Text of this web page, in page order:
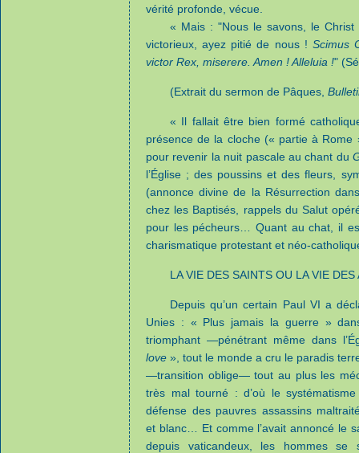
vérité profonde, vécue.
« Mais : "Nous le savons, le
victorieux, ayez pitié de nous ! Scimus
victor Rex, miserere. Amen ! Alleluia !"
(Extrait du sermon de Pâques,
« Il fallait être bien formé
présence de la cloche (« partie à
pour revenir la nuit pascale au chant du
l’Église ; des poussins et des fleurs,
(annonce divine de la Résurrection
chez les Baptisés, rappels du Salut
pour les pécheurs… Quant au chat, il
charismatique protestant et néo-
LA VIE DES SAINTS OU LA VIE DES
Depuis qu’un certain Paul VI a
Unies : « Plus jamais la guerre »
triomphant —pénétrant même dans
love », tout le monde a cru le paradis
—transition oblige— tout au plus les
très mal tourné : d’où le
défense des pauvres assassins
et blanc… Et comme l’avait annoncé le
depuis vaticandeux, les hommes